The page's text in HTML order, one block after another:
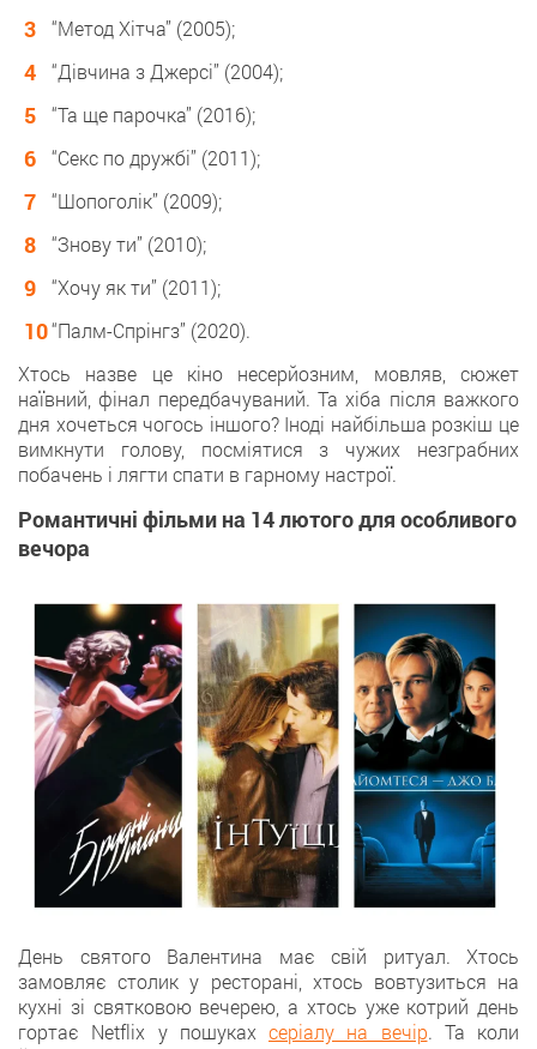
“Метод Хітча” (2005);
“Дівчина з Джерсі” (2004);
“Та ще парочка” (2016);
“Секс по дружбі” (2011);
“Шопоголік” (2009);
“Знову ти” (2010);
“Хочу як ти” (2011);
“Палм-Спрінгз” (2020).
Хтось назве це кіно несерйозним, мовляв, сюжет
наївний, фінал передбачуваний. Та хіба після важкого
дня хочеться чогось іншого? Іноді найбільша розкіш це
вимкнути голову, посміятися з чужих незграбних
побачень і лягти спати в гарному настрої.
Романтичні фільми на 14 лютого для особливого
вечора
День святого Валентина має свій ритуал. Хтось
замовляє столик у ресторані, хтось вовтузиться на
кухні зі святковою вечерею, а хтось уже котрий день
гортає Netflix у пошуках серіалу на вечір. Та коли